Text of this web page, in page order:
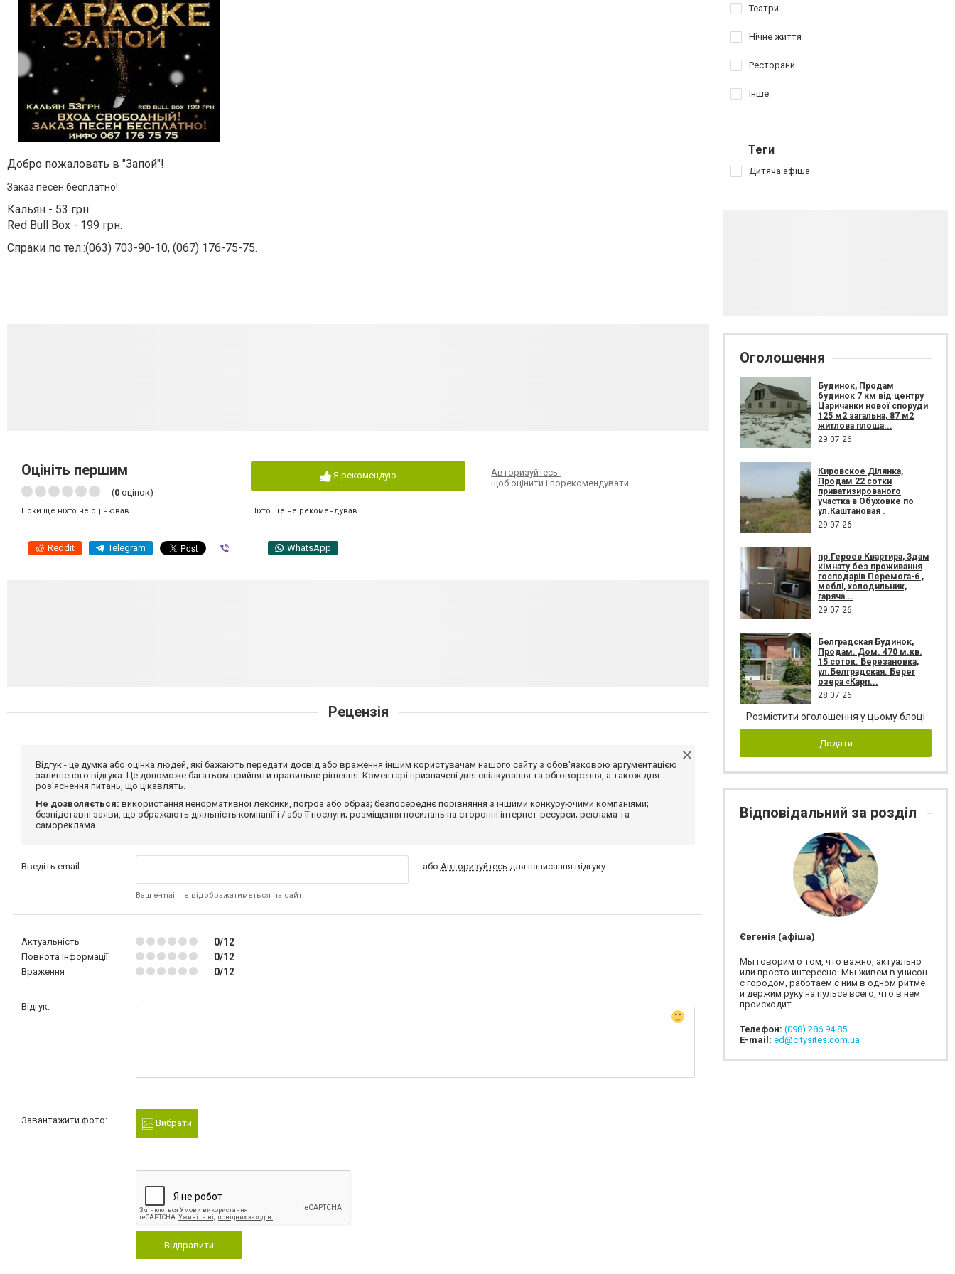
Добро пожаловать в "Запой"!
Заказ песен бесплатно!
Кальян - 53 грн.
Red Bull Box - 199 грн.
Спраки по тел.:(063) 703-90-10, (067) 176-75-75.
Оцініть першим
(0 оцінок)
Поки ще ніхто не оцінював
Я рекомендую
Ніхто ще не рекомендував
Авторизуйтесь,
щоб оцінити і порекомендувати
Reddit Telegram WhatsApp
Рецензія
Відгук - це думка або оцінка людей, які бажають передати досвід або враження іншим користувачам нашого сайту з обов'язковою аргументацією
залишеного відгука. Це допоможе багатьом прийняти правильне рішення. Коментарі призначені для спілкування та обговорення, а також для
роз'яснення питань, що цікавлять.
Не дозволяється: використання ненормативної лексики, погроз або образ; безпосереднє порівняння з іншими конкуруючими компаніями;
безпідставні заяви, що ображають діяльність компанії і / або її послуги; розміщення посилань на сторонні інтернет-ресурси; реклама та
самореклама.
Введіть email:
Ваш e-mail не відображатиметься на сайті
або Авторизуйтесь для написання відгуку
Актуальність 0/12
Повнота інформації 0/12
Враження 0/12
Відгук:
Завантажити фото: Вибрати
Відправити
Театри
Нічне життя
Ресторани
Інше
Теги
Дитяча афіша
Оголошення
Будинок, Продам
будинок 7 км від центру
Царичанки нової споруди
125 м2 загальна, 87 м2
житлова площа...
29.07.26
Кировское Ділянка,
Продам 22 сотки
приватизированого
участка в Обуховке по
ул.Каштановая .
29.07.26
пр.Героев Квартира, Здам
кімнату без проживання
господарів Перемога-6 ,
меблі, холодильник,
гаряча...
29.07.26
Белградская Будинок,
Продам. Дом. 470 м.кв.
15 соток. Березановка,
ул.Белградская. Берег
озера «Карп...
28.07.26
Розмістити оголошення у цьому блоці
Додати
Відповідальний за розділ
Євгенія (афіша)
Мы говорим о том, что важно, актуально
или просто интересно. Мы живем в унисон
с городом, работаем с ним в одном ритме
и держим руку на пульсе всего, что в нем
происходит.
Телефон: (098) 286 94 85
E-mail: ed@citysites.com.ua